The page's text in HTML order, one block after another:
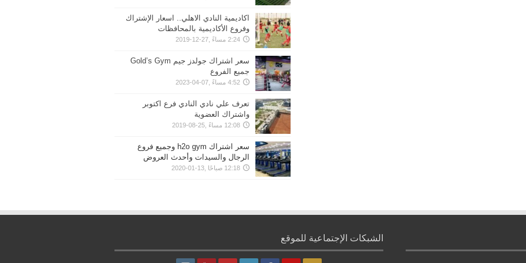
اكاديمية النادي الاهلي.. اسعار الإشتراك
وفروع الأكاديمية بالمحافظات
2:24 مساءً ,27-12-2019
سعر اشتراك جولدز جيم Gold’s Gym
جميع الفروع
4:52 مساءً ,07-04-2023
تعرف علي نادي النادي فرع اكتوبر
واشتراك العضوية
12:08 مساءً ,25-08-2019
سعر اشتراك h2o gym وجميع فروع
الرجال والسيدات وأحدث العروض
12:18 صباحًا ,13-01-2020
الشبكات الإجتماعية للموقع